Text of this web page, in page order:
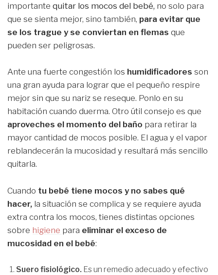
importante quitar los mocos del bebé, no solo para
que se sienta mejor, sino también, para evitar que
se los trague y se conviertan en flemas que
pueden ser peligrosas.
Ante una fuerte congestión los humidificadores son
una gran ayuda para lograr que el pequeño respire
mejor sin que su nariz se reseque. Ponlo en su
habitación cuando duerma. Otro útil consejo es que
aproveches el momento del baño para retirar la
mayor cantidad de mocos posible. El agua y el vapor
reblandecerán la mucosidad y resultará más sencillo
quitarla.
Cuando tu bebé tiene mocos y no sabes qué
hacer, la situación se complica y se requiere ayuda
extra contra los mocos, tienes distintas opciones
sobre higiene para eliminar el exceso de
mucosidad en el bebé:
Suero fisiológico. Es un remedio adecuado y efectivo